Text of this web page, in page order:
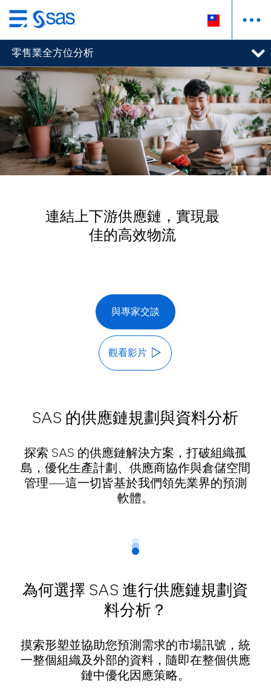
跳
至
主
要
內
容
零售業全方位分析
連結上下游供應鏈，實現最
佳的高效物流
與專家交談
觀看影片
SAS 的供應鏈規劃與資料分析
探索 SAS 的供應鏈解決方案，打破組織孤
島，優化生產計劃、供應商協作與倉儲空間
管理——這一切皆基於我們領先業界的預測
軟體。
為何選擇 SAS 進行供應鏈規劃資
料分析？
摸索形塑並協助您預測需求的市場訊號，統
一整個組織及外部的資料，隨即在整個供應
鏈中優化因應策略。